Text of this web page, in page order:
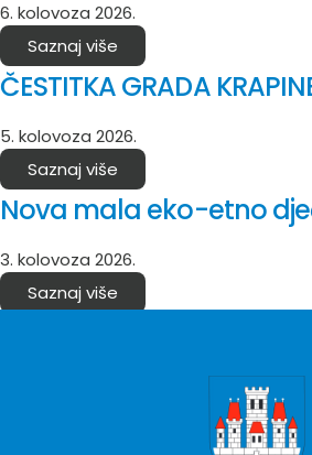
6. kolovoza 2026.
Saznaj više
ČESTITKA GRADA
5. kolovoza 2026.
Saznaj više
Nova mala eko-etno
3. kolovoza 2026.
Saznaj više